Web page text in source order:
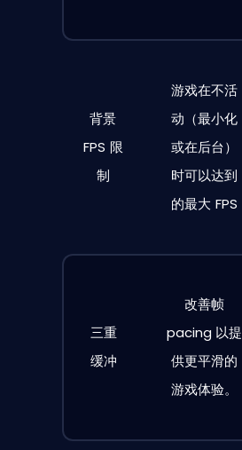
背景
FPS 限
制
游戏在不活
动（最小化
或在后台）
时可以达到
的最大 FPS
三重
缓冲
改善帧
pacing 以提
供更平滑的
游戏体验。